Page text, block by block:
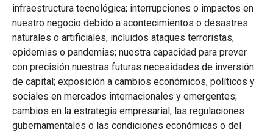
infraestructura tecnológica; interrupciones o impactos en
nuestro negocio debido a acontecimientos o desastres
naturales o artificiales, incluidos ataques terroristas,
epidemias o pandemias; nuestra capacidad para prever
con precisión nuestras futuras necesidades de inversión
de capital; exposición a cambios económicos, políticos y
sociales en mercados internacionales y emergentes;
cambios en la estrategia empresarial, las regulaciones
gubernamentales o las condiciones económicas o del